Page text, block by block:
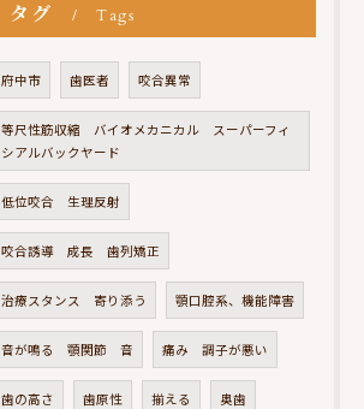
タグ Tags
府中市 歯医者 咬合異常
等尺性筋収縮 バイオメカニカル スーパーフィ
シアルバックヤード
低位咬合 生理反射
咬合誘導 成長 歯列矯正
治療スタンス 寄り添う 顎口腔系、機能障害
音が鳴る 顎関節 音 痛み 調子が悪い
歯の高さ 歯原性 揃える 奥歯